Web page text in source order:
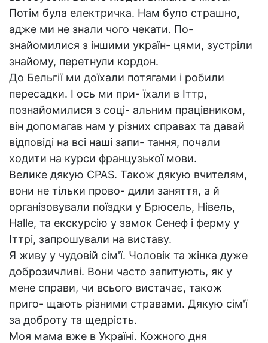
Потім була електричка. Нам було страшно,
адже ми не знали чого чекати. По-
знайомилися з іншими україн- цями, зустріли
знайому, перетнули кордон.
До Бельгії ми доїхали потягами і робили
пересадки. І ось ми при- їхали в Іттр,
познайомилися з соці- альним працівником,
він допомагав нам у різних справах та давай
відповіді на всі наші запи- тання, почали
ходити на курси французької мови.
Велике дякую CPAS. Також дякую вчителям,
вони не тільки прово- дили заняття, а й
організовували поїздки у Брюсель, Нівель,
Halle, та екскурсію у замок Сенеф і ферму у
Іттрі, запрошували на виставу.
Я живу у чудовій сім'ї. Чоловік та жінка дуже
доброзичливі. Вони часто запитують, як у
мене справи, чи всього вистачає, також
приго- щають різними стравами. Дякую сім'ї
за доброту та щедрість.
Моя мама вже в Україні. Кожного дня